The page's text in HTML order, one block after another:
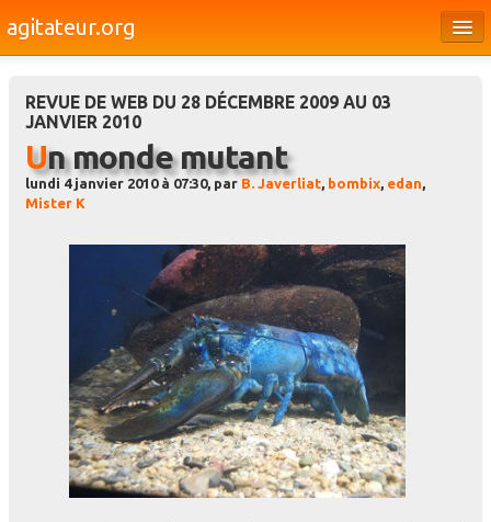
agitateur.org
Bourges & le Cher
Société
Culture
REVUE DE WEB DU 28 DÉCEMBRE 2009 AU 03
JANVIER 2010
Un monde mutant
lundi 4 janvier 2010 à 07:30, par B. Javerliat bombix edan
Mister K